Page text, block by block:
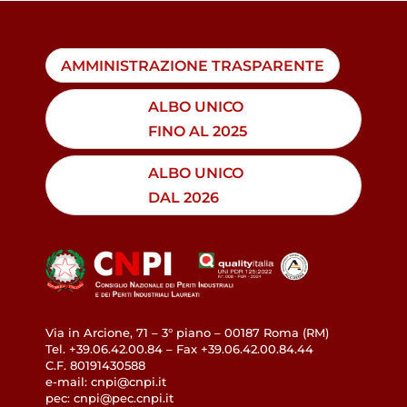
AMMINISTRAZIONE TRASPARENTE
ALBO UNICO
FINO AL 2025
ALBO UNICO
DAL 2026
Via in Arcione, 71 – 3° piano – 00187 Roma (RM)
Tel. +39.06.42.00.84 – Fax +39.06.42.00.84.44
C.F. 80191430588
e-mail: cnpi@cnpi.it
pec: cnpi@pec.cnpi.it